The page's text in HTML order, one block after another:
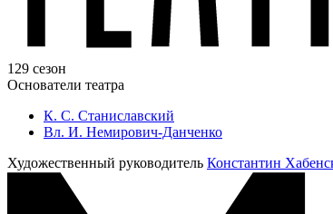
129 сезон
Основатели театра
К. С. Станиславский
Вл. И. Немирович-Данченко
Художественный руководитель Константин